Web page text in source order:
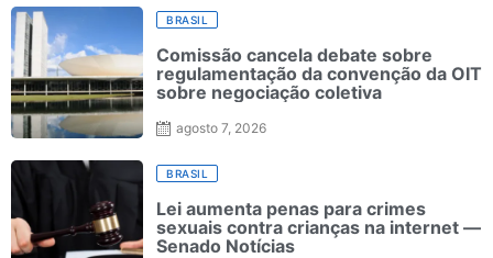
BRASIL
Comissão cancela debate sobre
regulamentação da convenção da OIT
sobre negociação coletiva
agosto 7, 2026
BRASIL
Lei aumenta penas para crimes
sexuais contra crianças na internet —
Senado Notícias